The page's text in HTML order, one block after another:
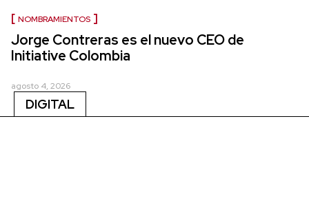
NOMBRAMIENTOS
Jorge Contreras es el nuevo CEO de
Initiative Colombia
agosto 4, 2026
DIGITAL